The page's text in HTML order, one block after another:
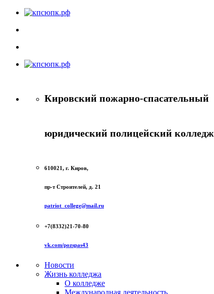
Кировский пожарно-спасательный
юридический полицейский колледж
610021, г. Киров,
пр-т Строителей, д. 21
patriot_college@mail.ru
+7(8332)21-70-80
vk.com/pozspas43
Новости
Жизнь колледжа
О колледже
Международная деятельность